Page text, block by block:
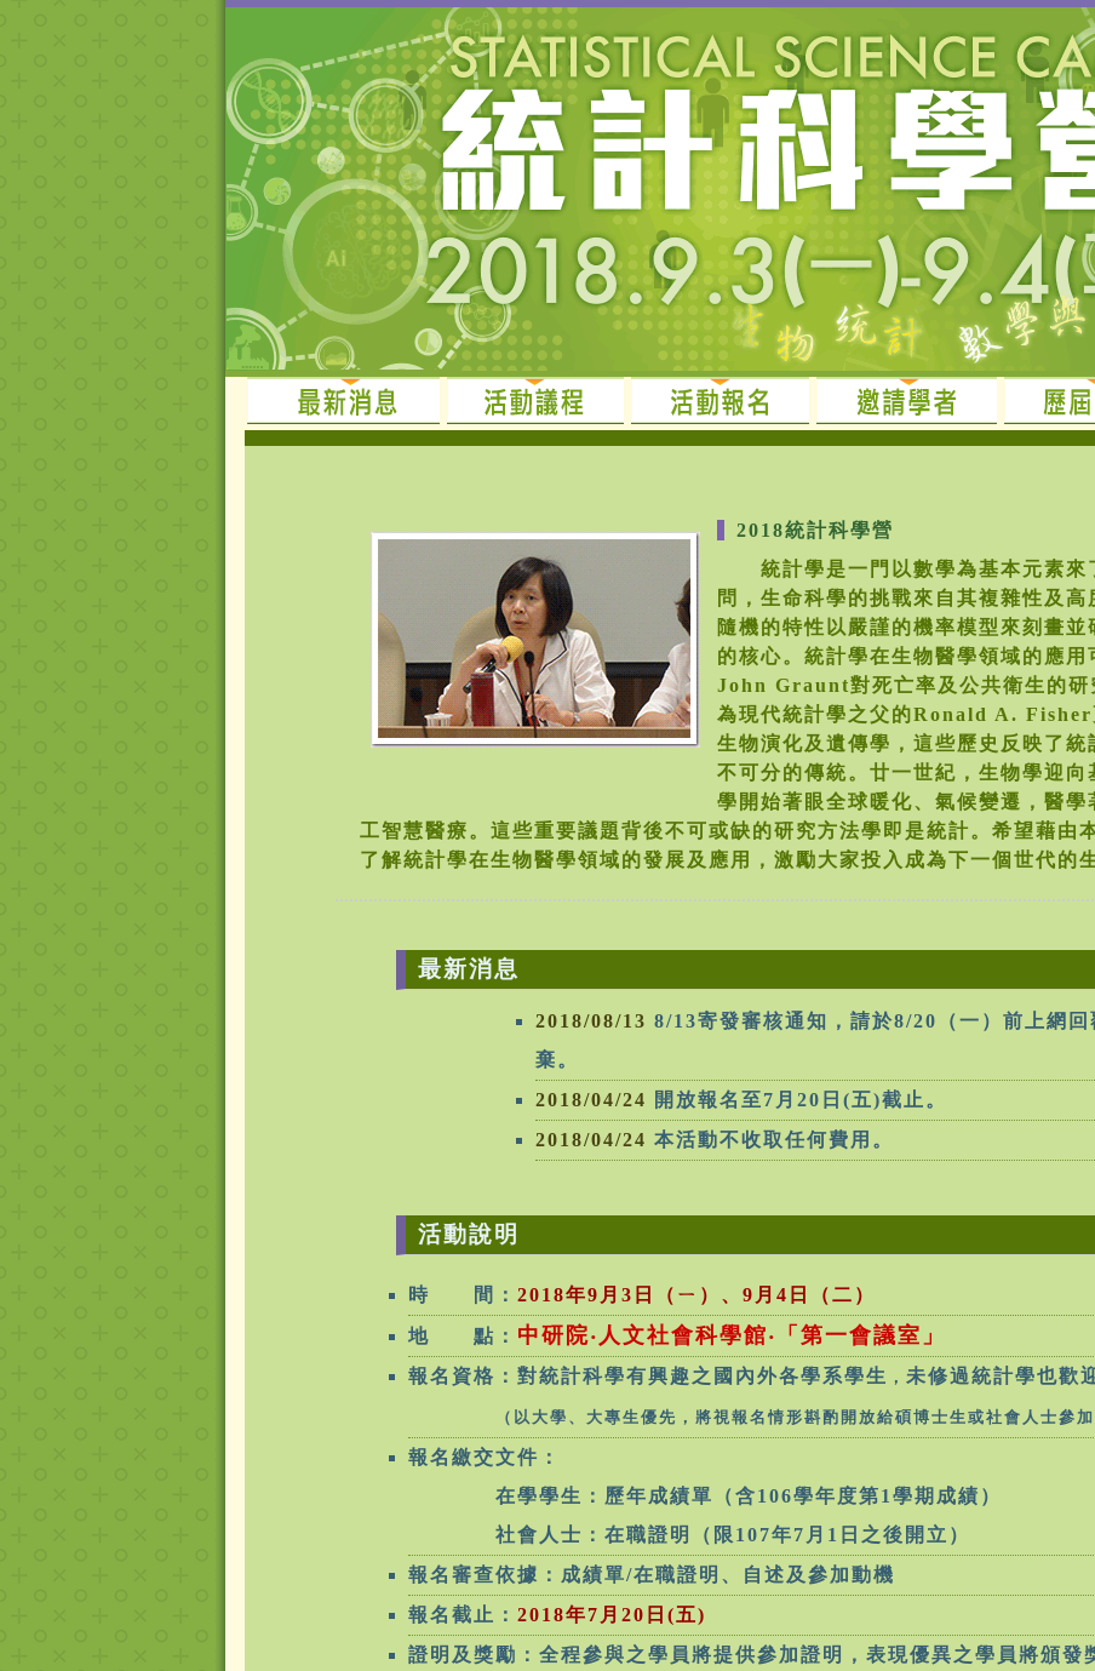
2018統計科學營
統計學是一門以數學為基本元素來
問，生命科學的挑戰來自其複雜性及高
隨機的特性以嚴謹的機率模型來刻畫並
的核心。統計學在生物醫學領域的應用
John Graunt對死亡率及公共衛生的研
為現代統計學之父的Ronald A. Fisher
生物演化及遺傳學，這些歷史反映了統
不可分的傳統。廿一世紀，生物學迎向
學開始著眼全球暖化、氣候變遷，醫學
工智慧醫療。這些重要議題背後不可或缺的研究方法學即是統計。希望藉由
了解統計學在生物醫學領域的發展及應用，激勵大家投入成為下一個世代的
最新消息
2018/08/13 8/13寄發審核通知，請於8/20（一）前上網
棄。
2018/04/24 開放報名至7月20日(五)截止。
2018/04/24 本活動不收取任何費用。
活動說明
時 間： 2018年9月3日（ㄧ）、9月4日（二）
地 點： 中研院‧人文社會科學館‧「 第一會議室 」
報名資格：對統計科學有興趣之國內外各學系學生 ， 未修過統計學也歡
（以大學、大專生優先，將視報名情形斟酌開放給碩博士生或社會人士參加
報名繳交文件：
在學學生：歷年成績單（含106學年度第1學期成績）
社會人士：在職證明（限107年7月1日之後開立）
報名審查依據：成績單/在職證明、自述及參加動機
報名截止： 2018年7月20日(五)
證明及獎勵：全程參與之學員將提供參加證明，表現優異之學員將頒發